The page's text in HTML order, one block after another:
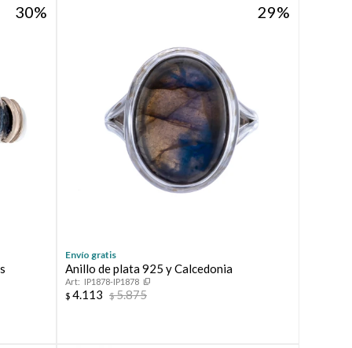
30 29
Envío gratis
Anillo de plata 925 y Calcedonia
IP1878-IP1878
$ 4.113 $5.875